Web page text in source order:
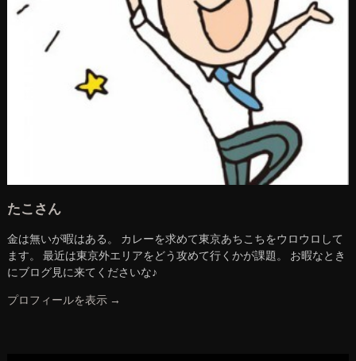
たこさん
金は無いが暇はある。 カレーを求めて東京あちこちをウロウロして
ます。 最近は東京外エリアをどう攻めて行くかが課題。 お暇なとき
にブログ見に来てくださいな♪
プロフィールを表示 →